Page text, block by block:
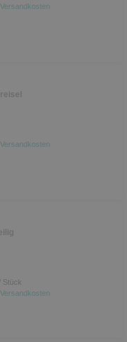
Versandkosten
Versandkosten
Stück
Versandkosten